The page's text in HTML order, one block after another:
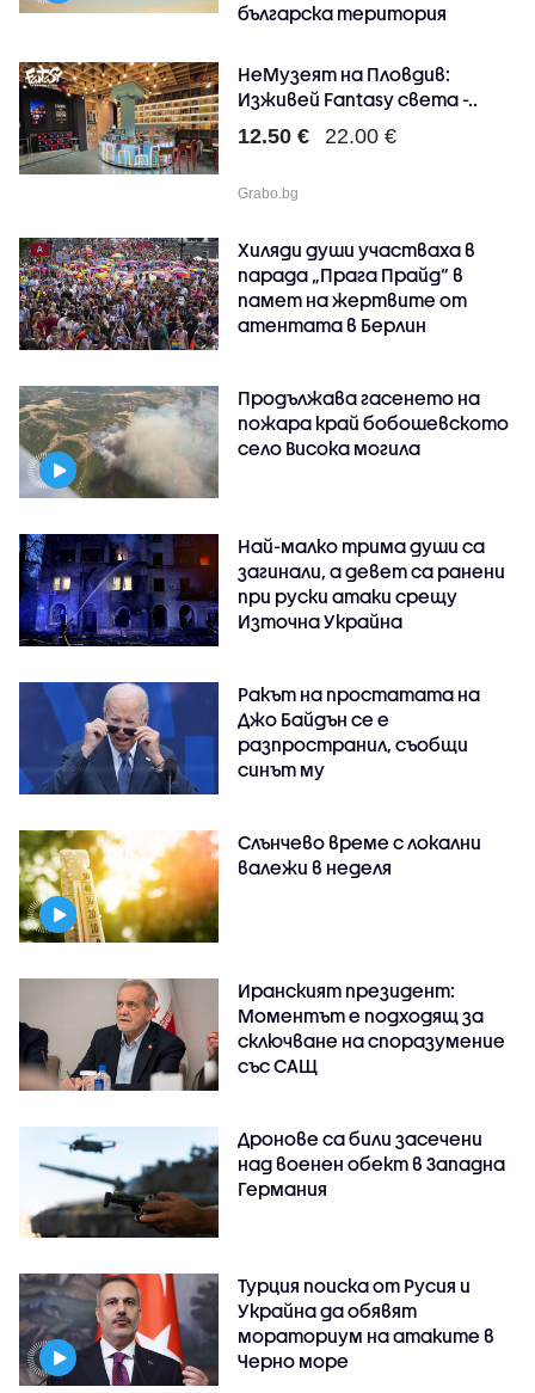
българска територия
НеМузеят на Пловдив:
Изживей Fantasy света -..
12.50 € 22.00 €
Grabo.bg
Хиляди души участваха в
парада „Прага Прайд“ в
памет на жертвите от
атентата в Берлин
Продължава гасенето на
пожара край бобошевското
село Висока могила
Най-малко трима души са
загинали, а девет са ранени
при руски атаки срещу
Източна Украйна
Ракът на простатата на
Джо Байдън се е
разпространил, съобщи
синът му
Слънчево време с локални
валежи в неделя
Иранският президент:
Моментът е подходящ за
сключване на споразумение
със САЩ
Дронове са били засечени
над военен обект в Западна
Германия
Турция поиска от Русия и
Украйна да обявят
мораториум на атаките в
Черно море